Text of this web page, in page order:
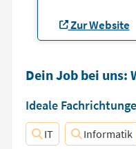
Zur Website
Dein Job bei uns:
Ideale
IT Informatik